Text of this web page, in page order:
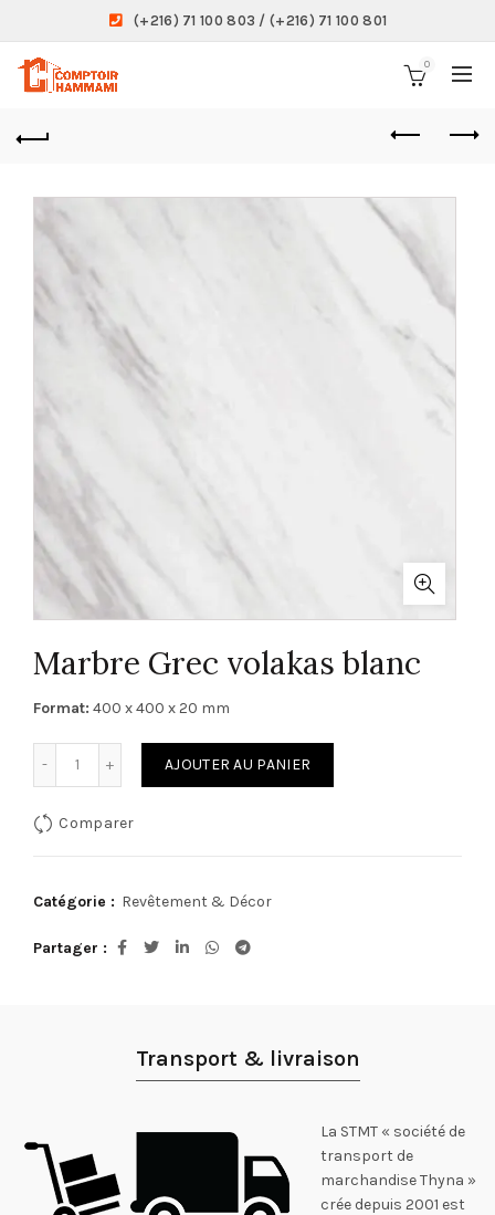
(+216) 71 100 803 / (+216) 71 100 801
0
Marbre Grec volakas blanc
Format: 400 x 400 x 20 mm
AJOUTER AU PANIER
Comparer
Catégorie : Revêtement & Décor
Partager
Transport & livraison
La STMT « société de
transport de
marchandise Thyna »
crée depuis 2001 est